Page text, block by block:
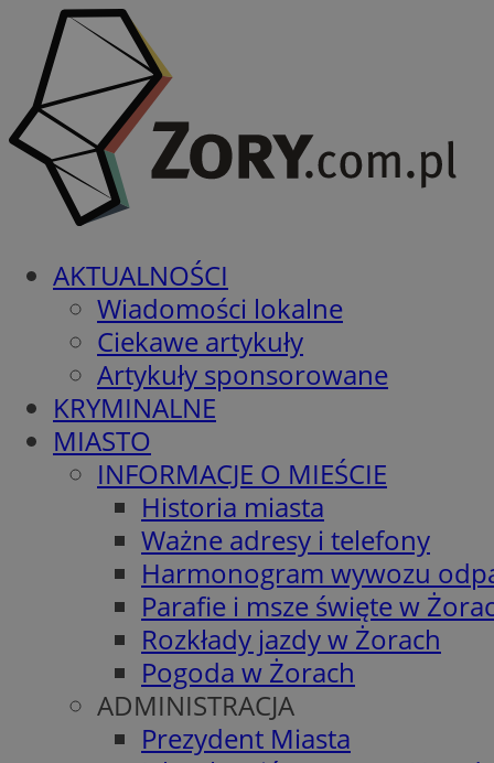
AKTUALNOŚCI
Wiadomości lokalne
Ciekawe artykuły
Artykuły sponsorowane
KRYMINALNE
MIASTO
INFORMACJE O MIEŚCIE
Historia miasta
Ważne adresy i telefony
Harmonogram wywozu
Parafie i msze święte w
Rozkłady jazdy w Żorach
Pogoda w Żorach
ADMINISTRACJA
Prezydent Miasta